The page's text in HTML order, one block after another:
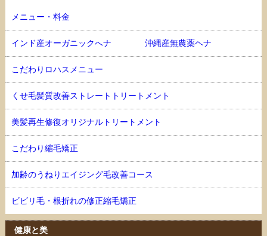
メニュー・料金
インド産オーガニックへナ 沖縄産無農薬ヘナ
こだわりロハスメニュー
くせ毛髪質改善ストレートトリートメント
美髪再生修復オリジナルトリートメント
こだわり縮毛矯正
加齢のうねりエイジング毛改善コース
ビビリ毛・根折れの修正縮毛矯正
健康と美